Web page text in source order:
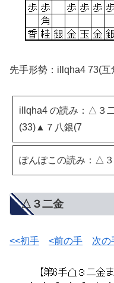
先手形勢：illqha4 73(
illqha4 の読み：△３
(33)▲７八銀(7
ぽんぽこの読み：△
△３二金
<<初手 <前の手 次の